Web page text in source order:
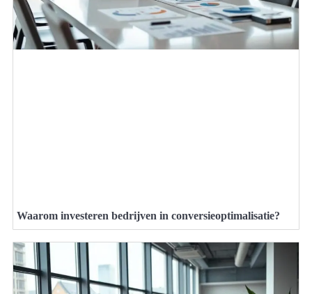
Waarom investeren bedrijven in conversieoptimalisatie?